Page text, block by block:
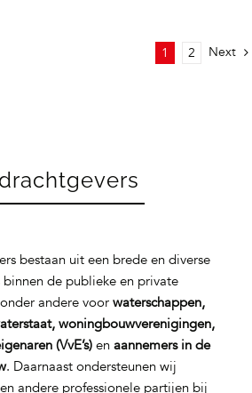
1 2 Next
bestaan uit een brede en diverse
de publieke en private
andere voor waterschappen,
woningbouwverenigingen,
(VvE’s)en aannemers in de
. Daarnaast ondersteunen wij
andere professionele partijen bij